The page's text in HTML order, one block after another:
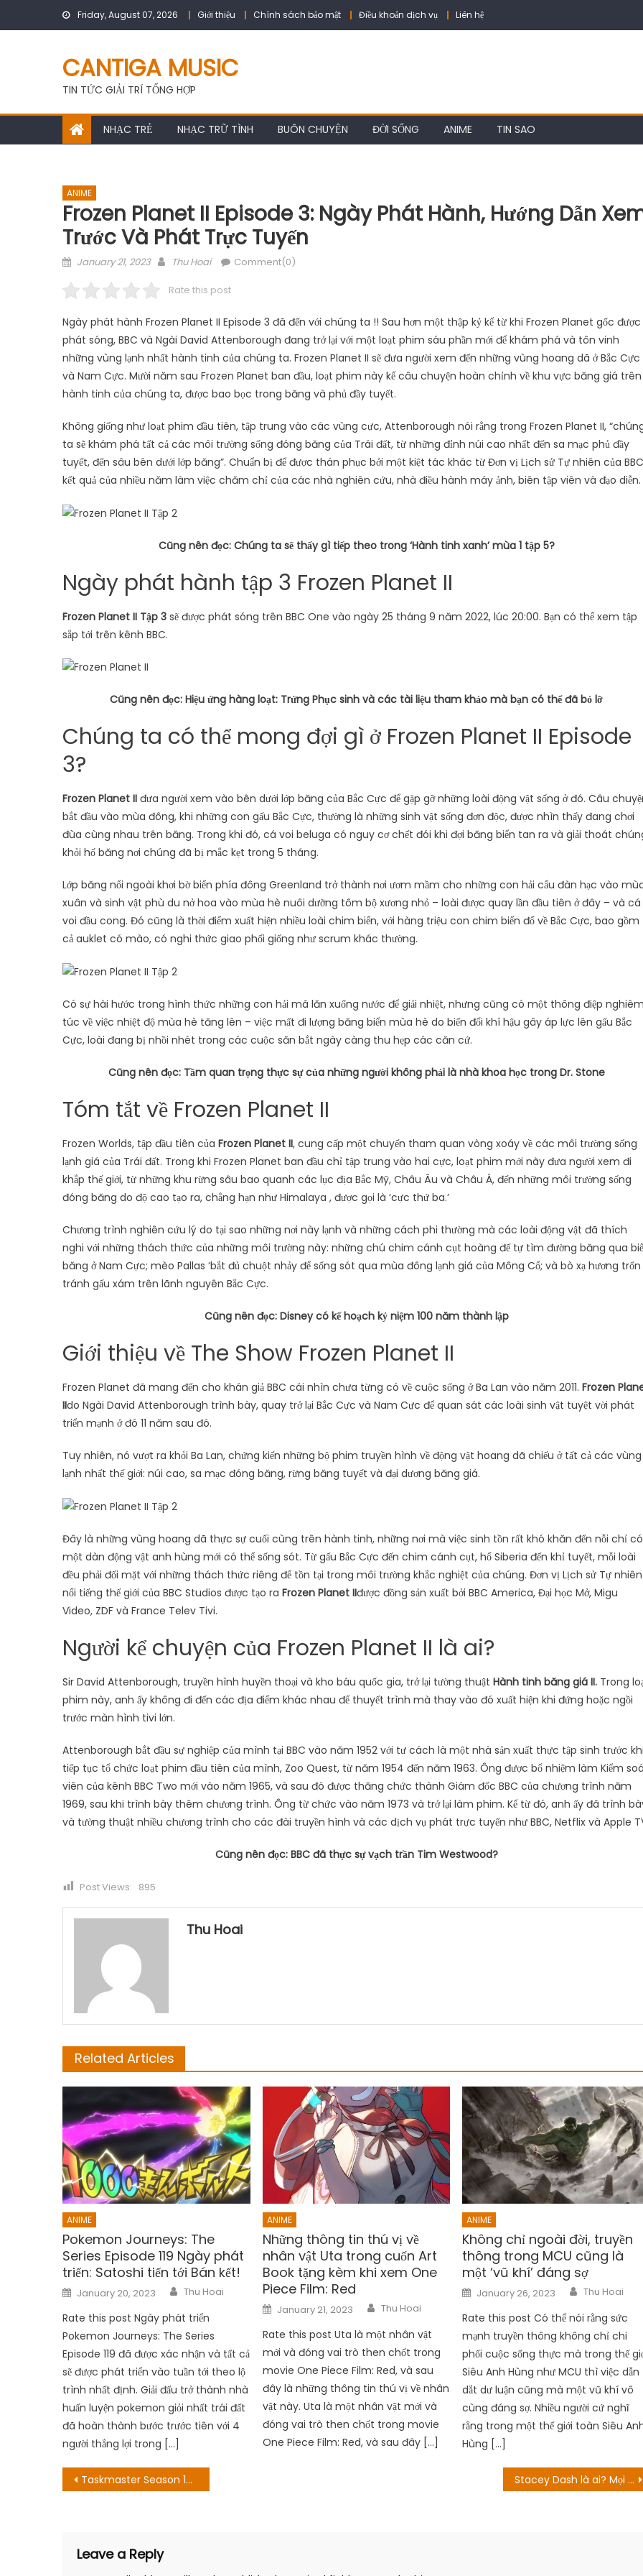
Friday, August 07, 2026 Giới thiệu Chính sách bảo mật Điều khoản dịch vụ Liên hệ
CANTIGA MUSIC
TIN TỨC GIẢI TRÍ TỔNG HỢP
NHẠC TRẺ NHẠC TRỮ TÌNH BUÔN CHUYỆN ĐỜI SỐNG ANIME TIN SAO
ANIME
Frozen Planet II Episode 3: Ngày Phát Hành, Hướng Dẫn
Trước Và Phát Trực Tuyến
Posted
January 21, 2023 Author
Thu Hoai Comment(0)
Rate this post
Ngày phát hành Frozen Planet II Episode 3 đã đến với chúng ta !! Sau hơn một thập kỷ kể từ khi Frozen Planet gốc được
phát sóng, BBC và Ngài David Attenborough đang trở lại với một loạt phim sáu phần mới để khám phá và tôn vinh
những vùng lạnh nhất hành tinh của chúng ta. Frozen Planet II sẽ đưa người xem đến những vùng hoang dã ở Bắc Cực
và Nam Cực. Mười năm sau Frozen Planet ban đầu, loạt phim này kể câu chuyện hoàn chỉnh về khu vực băng giá trên
hành tinh của chúng ta, được bao bọc trong băng và phủ đầy tuyết.
Không giống như loạt phim đầu tiên, tập trung vào các vùng cực, Attenborough nói rằng trong Frozen Planet II,
ta sẽ khám phá tất cả các môi trường sống đóng băng của Trái đất, từ những đỉnh núi cao nhất đến sa mạc phủ đầy
tuyết, đến sâu bên dưới lớp băng”. Chuẩn bị để được thán phục bởi một kiệt tác khác từ Đơn vị Lịch sử Tự nhiên của
kết quả của nhiều năm làm việc chăm chỉ của các nhà nghiên cứu, nhà điều hành máy ảnh, biên tập viên và đạo diễn.
Cũng nên đọc: Chúng ta sẽ thấy gì tiếp theo trong ‘Hành tinh xanh’ mùa 1 tập 5?
Ngày phát hành tập 3 Frozen Planet II
Frozen Planet II Tập 3 sẽ được phát sóng trên BBC One vào ngày 25 tháng 9 năm 2022, lúc 20:00. Bạn có thể xem tập
sắp tới trên kênh BBC.
Cũng nên đọc: Hiệu ứng hàng loạt: Trứng Phục sinh và các tài liệu tham khảo mà bạn có thể đã bỏ lỡ
Chúng ta có thể mong đợi gì ở Frozen Planet II Episode
3?
Frozen Planet II đưa người xem vào bên dưới lớp băng của Bắc Cực để gặp gỡ những loài động vật sống ở đó. Câu
bắt đầu vào mùa đông, khi những con gấu Bắc Cực, thường là những sinh vật sống đơn độc, được nhìn thấy đang chơi
đùa cùng nhau trên băng. Trong khi đó, cá voi beluga có nguy cơ chết đói khi đợi băng biển tan ra và giải thoát
khỏi hố băng nơi chúng đã bị mắc kẹt trong 5 tháng.
Lớp băng nổi ngoài khơi bờ biển phía đông Greenland trở thành nơi ươm mầm cho những con hải cẩu đàn hạc vào
xuân và sinh vật phù du nở hoa vào mùa hè nuôi dưỡng tôm bộ xương nhỏ – loài được quay lần đầu tiên ở đây – và cá
voi đầu cong. Đó cũng là thời điểm xuất hiện nhiều loài chim biển, với hàng triệu con chim biển đổ về Bắc Cực, bao gồm
cả auklet có mào, có nghi thức giao phối giống như scrum khác thường.
Có sự hài hước trong hình thức những con hải mã lăn xuống nước để giải nhiệt, nhưng cũng có một thông điệp
túc về việc nhiệt độ mùa hè tăng lên – việc mất đi lượng băng biển mùa hè do biến đổi khí hậu gây áp lực lên gấu Bắc
Cực, loài đang bị nhồi nhét trong các cuộc săn bắt ngày càng thu hẹp các căn cứ.
Cũng nên đọc: Tầm quan trọng thực sự của những người không phải là nhà khoa học trong Dr. Stone
Tóm tắt về Frozen Planet II
Frozen Worlds, tập đầu tiên của Frozen Planet II, cung cấp một chuyến tham quan vòng xoáy về các môi trường sống
lạnh giá của Trái đất. Trong khi Frozen Planet ban đầu chỉ tập trung vào hai cực, loạt phim mới này đưa người xem đi
khắp thế giới, từ những khu rừng sâu bao quanh các lục địa Bắc Mỹ, Châu Âu và Châu Á, đến những môi trường sống
đóng băng do độ cao tạo ra, chẳng hạn như Himalaya , được gọi là ‘cực thứ ba.’
Chương trình nghiên cứu lý do tại sao những nơi này lạnh và những cách phi thường mà các loài động vật đã thích
nghi với những thách thức của những môi trường này: những chú chim cánh cụt hoàng đế tự tìm đường băng qua
băng ở Nam Cực; mèo Pallas ‘bắt đủ chuột nhảy để sống sót qua mùa đông lạnh giá của Mông Cổ; và bò xạ hương trốn
tránh gấu xám trên lãnh nguyên Bắc Cực.
Cũng nên đọc: Disney có kế hoạch kỷ niệm 100 năm thành lập
Giới thiệu về The Show Frozen Planet II
Frozen Planet đã mang đến cho khán giả BBC cái nhìn chưa từng có về cuộc sống ở Ba Lan vào năm 2011. Frozen
IIdo Ngài David Attenborough trình bày, quay trở lại Bắc Cực và Nam Cực để quan sát các loài sinh vật tuyệt vời phát
triển mạnh ở đó 11 năm sau đó.
Tuy nhiên, nó vượt ra khỏi Ba Lan, chứng kiến ​​những bộ phim truyền hình về động vật hoang dã chiếu ở tất cả các vùng
lạnh nhất thế giới: núi cao, sa mạc đóng băng, rừng băng tuyết và đại dương băng giá.
Đây là những vùng hoang dã thực sự cuối cùng trên hành tinh, những nơi mà việc sinh tồn rất khó khăn đến nỗi chỉ có
một dàn động vật anh hùng mới có thể sống sót. Từ gấu Bắc Cực đến chim cánh cụt, hổ Siberia đến khỉ tuyết, mỗi loài
đều phải đối mặt với những thách thức riêng để tồn tại trong môi trường khắc nghiệt của chúng. Đơn vị Lịch sử Tự nhiên
nổi tiếng thế giới của BBC Studios được tạo ra Frozen Planet IIđược đồng sản xuất bởi BBC America, Đại học Mở, Migu
Video, ZDF và France Telev Tivi.
Người kể chuyện của Frozen Planet II là ai?
Sir David Attenborough, truyền hình huyền thoại và kho báu quốc gia, trở lại tường thuật Hành tinh băng giá II. Trong
phim này, anh ấy không đi đến các địa điểm khác nhau để thuyết trình mà thay vào đó xuất hiện khi đứng hoặc ngồi
trước màn hình tivi lớn.
Attenborough bắt đầu sự nghiệp của mình tại BBC vào năm 1952 với tư cách là một nhà sản xuất thực tập sinh trước
tiếp tục tổ chức loạt phim đầu tiên của mình, Zoo Quest, từ năm 1954 đến năm 1963. Ông được bổ nhiệm làm Kiểm
viên của kênh BBC Two mới vào năm 1965, và sau đó được thăng chức thành Giám đốc BBC của chương trình năm
1969, sau khi trình bày thêm chương trình. Ông từ chức vào năm 1973 và trở lại làm phim. Kể từ đó, anh ấy đã trình
và tường thuật nhiều chương trình cho các đài truyền hình và các dịch vụ phát trực tuyến như BBC, Netflix và Apple
Cũng nên đọc: BBC đã thực sự vạch trần Tim Westwood?
Post Views: 895
Thu Hoai
Related Articles
ANIME
Pokemon Journeys: The
Series Episode 119 Ngày phát
triển: Satoshi tiến tới Bán kết!
Posted
on
January 20, 2023 Author
Thu Hoai
Rate this post Ngày phát triển
Pokemon Journeys: The Series
Episode 119 đã được xác nhận và tất cả
sẽ được phát triển vào tuần tới theo lộ
trình nhất định. Giải đấu trở thành nhà
huấn luyện pokemon giỏi nhất trái đất
đã hoàn thành bước trước tiên với 4
người thắng lợi trong […]
ANIME
Những thông tin thú vị về
nhân vật Uta trong cuốn Art
Book tặng kèm khi xem One
Piece Film: Red
Posted
on
January 21, 2023 Author
Thu Hoai
Rate this post Uta là một nhân vật
mới và đóng vai trò then chốt trong
movie One Piece Film: Red, và sau
đây là những thông tin thú vị về nhân
vật này. Uta là một nhân vật mới và
đóng vai trò then chốt trong movie
One Piece Film: Red, và sau đây […]
ANIME
Không chỉ ngoài đời, truyền
thông trong MCU cũng là
một ‘vũ khí’ đáng sợ
Posted
on
January 26, 2023 Author
Thu Hoai
Rate this post Có thể nói rằng sức
mạnh truyền thông không chỉ chi
phối cuộc sống thực mà trong thế
Siêu Anh Hùng như MCU thì việc dẫn
dắt dư luận cũng mà một vũ khí vô
cùng đáng sợ. Nhiều người cứ nghĩ
rằng trong một thế giới toàn Siêu
Hùng […]
Post
Taskmaster Season 14: Ngày tạo ra và những kỳ vọng cho tới nay Stacey Dash là ai? Mọi thứ về nữ diễn viên
Leave a Reply